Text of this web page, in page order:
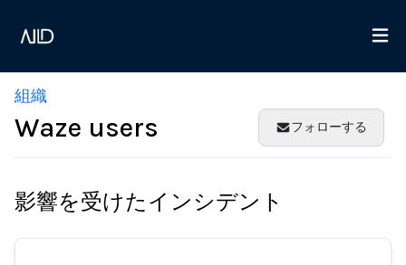
組織
Waze users フォローする
影響を受けたインシデント